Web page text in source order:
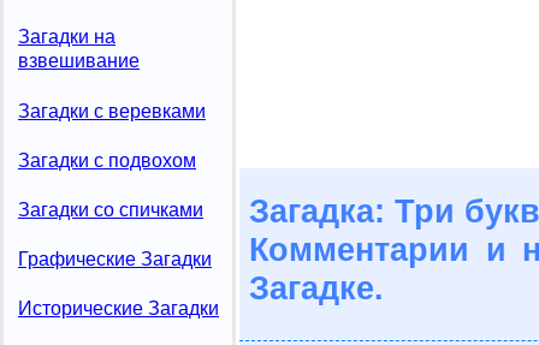
Загадки на
взвешивание
Загадки с веревками
Загадки с подвохом
Загадки со спичками
Графические Загадки
Исторические Загадки
Загадка: Три
Комментарии и
Загадке.